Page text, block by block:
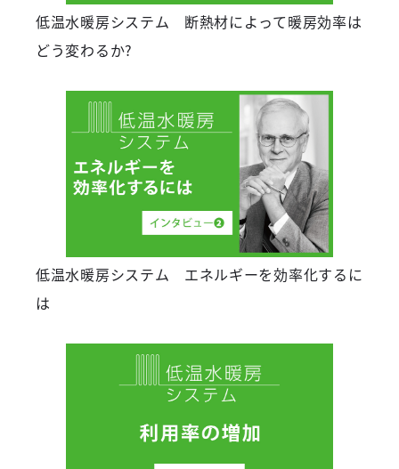
低温水暖房システム 断熱材によって暖房効率は
どう変わるか?
低温水暖房システム エネルギーを効率化するに
は